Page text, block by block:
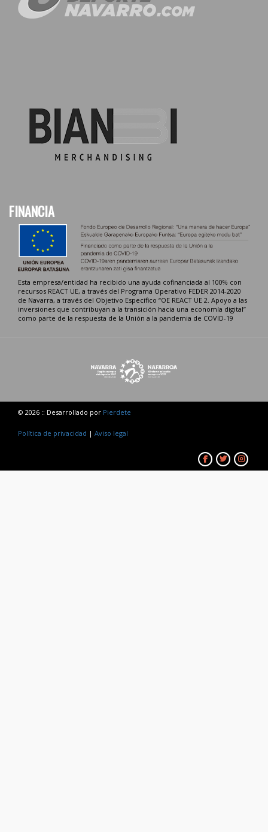
FINANCIA
Esta empresa/entidad ha recibido una ayuda cofinanciada al 100% con
recursos REACT UE, a través del Programa Operativo FEDER 2014-2020
de Navarra, a través del Objetivo Específico “OE REACT UE 2. Apoyo a las
inversiones que contribuyan a la transición hacia una economía digital”
como parte de la respuesta de la Unión a la pandemia de COVID-19
© 2026 :: Desarrollado por Pierdete
Política de privacidad | Aviso legal